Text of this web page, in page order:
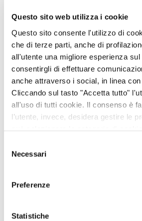
Questo sito web utilizza i cookie
Questo sito consente l'utilizzo di
che di terze parti, anche di
all'utente una migliore esperienza
consentirgli di effettuare
anche attraverso i social, in linea
Cliccando sul tasto "Accetta tutto"
all'uso di tutti cookie. Il consenso è
l’utente, invece, desidera gestire le
può selezionare le categorie di
è possibile cliccare sul pulsante
delNecessari
Preferenze
Statistiche
A1P USD H Cap” avente ISIN
Fondo di partenza
Fondo ISIN
DECALIA Millennials –
R USD P
A partire dalla giornata del 22
sarà più possibile per le nuove
così come tutte le operazioni di
Il passaggio dal fondo oggetto